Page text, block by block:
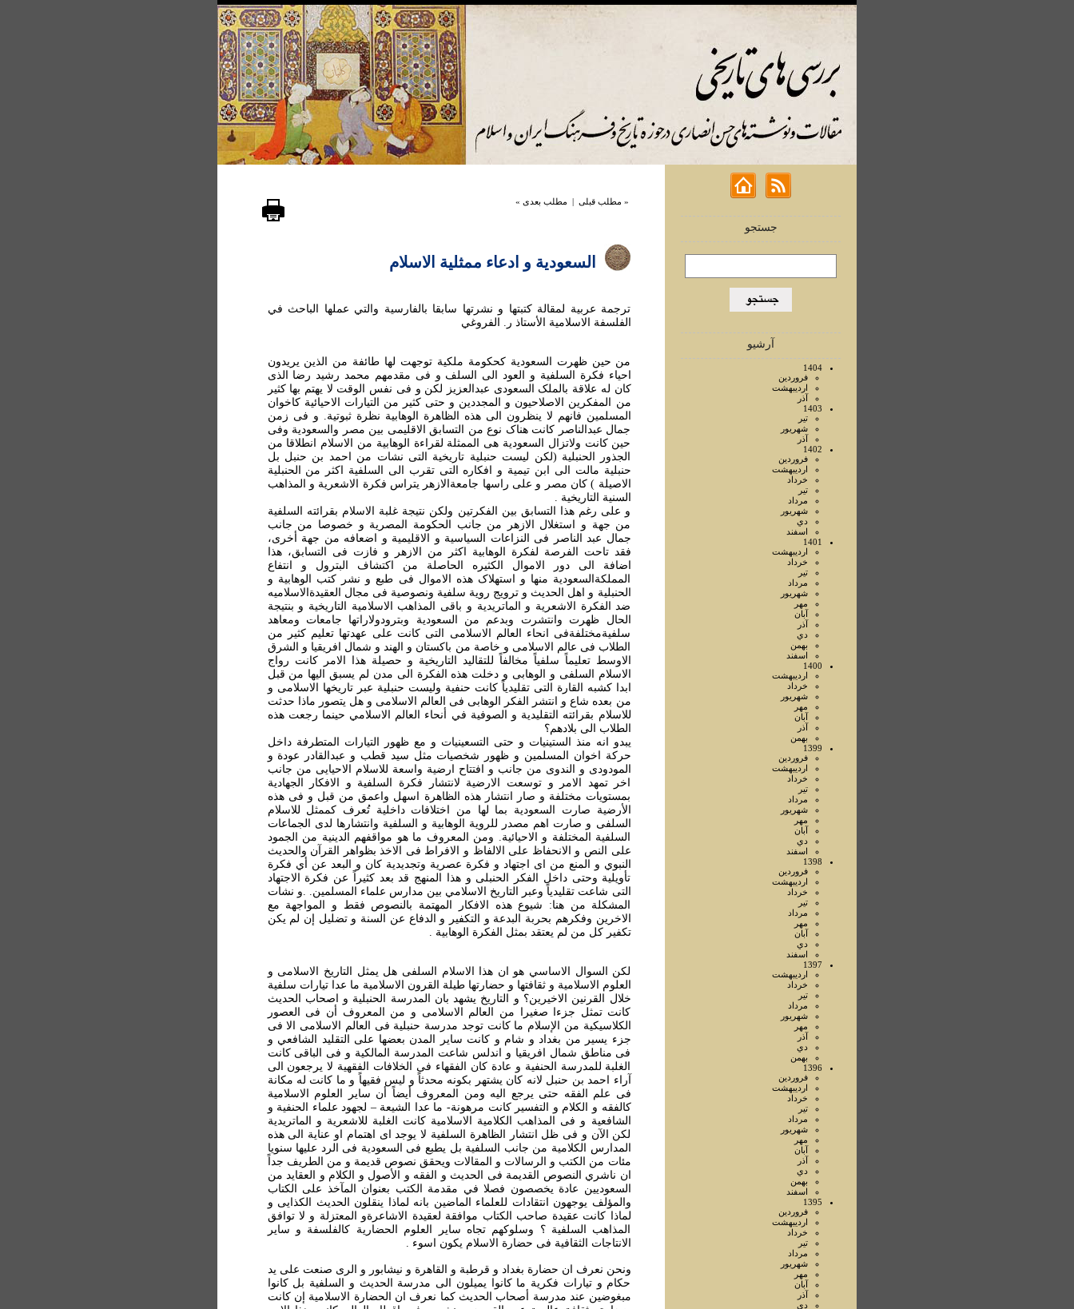
جستجو
آرشیو
1404
فروردين
ارديبهشت
آذر
1403
تير
شهريور
آذر
1402
فروردين
ارديبهشت
خرداد
تير
مرداد
شهريور
دي
اسفند
1401
ارديبهشت
خرداد
تير
مرداد
شهريور
مهر
آبان
آذر
دي
بهمن
اسفند
1400
ارديبهشت
خرداد
شهريور
مهر
آبان
آذر
بهمن
1399
فروردين
ارديبهشت
خرداد
تير
مرداد
شهريور
مهر
آبان
دي
اسفند
1398
فروردين
ارديبهشت
خرداد
تير
مرداد
مهر
آبان
دي
اسفند
1397
ارديبهشت
خرداد
تير
مرداد
شهريور
مهر
آذر
دي
بهمن
1396
فروردين
ارديبهشت
خرداد
تير
مرداد
شهريور
مهر
آبان
آذر
دي
بهمن
اسفند
1395
فروردين
ارديبهشت
خرداد
تير
مرداد
شهريور
مهر
آبان
آذر
دي
« مطلب قبلی | مطلب بعدی »
السعودیة و ادعاء ممثلیة الاسلام
ترجمة عربية لمقالة کتبتها و نشرتها سابقا بالفارسية والتي عملها الباحث في
الفلسفة الاسلامية الأستاذ ر. الفروغي
من حین ظهرت السعودیة کحکومة ملکیة توجهت لها طائفة من الذین یریدون
احیاء فکرة السلفیة و العود الی السلف و فی مقدمهم محمد رشید رضا الذی
کان له علاقة بالملک السعودی عبدالعزیز لکن و فی نفس الوقت لا یهتم بها کثیر
من المفکرین الاصلاحیون و المجددین و حتی کثیر من التیارات الاحيائية کاخوان
المسلمین فانهم لا ینظرون الی هذه الظاهرة الوهابیة نظرة ثبوتیة. و فی زمن
جمال عبدالناصر کانت هناک نوع من التسابق الاقلیمی بین مصر والسعودیة وفی
حین کانت ولاتزال السعودیة هی الممثلة لقراءة الوهابیة من الاسلام انطلاقا من
الجذور الحنبلیة (لکن لیست حنبلیة تاریخیة التی نشات من احمد بن حنبل بل
حنبلیة مالت الی ابن تیمیة و افکاره التی تقرب الی السلفیة اکثر من الحنبلیة
الاصیلة ) کان مصر و علی راسها جامعة‌الازهر یتراس فکرة الاشعریة و المذاهب
السنیة التاریخیة .
و علی رغم هذا التسابق بین الفکرتین ولکن نتیجة غلبة الاسلام بقرائته السلفیة
من جهة و استغلال الازهر من جانب الحکومة ‌المصریة و خصوصا من جانب
جمال عبد الناصر فی النزاعات السیاسیة و الاقلیمیة و اضعافه من جهة أخری،
فقد تاحت الفرصة‌ لفکرة الوهابیة اکثر من الازهر و فازت فی التسابق، هذا
اضافة ‌الی دور الاموال الکثیره الحاصلة من اکتشاف البترول و انتفاع
المملکة‌السعودیة منها و استهلاک هذه الاموال فی طبع و نشر کتب الوهابیة و
الحنبلیة و اهل الحدیث و ترویج رویة سلفية ونصوصية فی مجال العقیدة‌الاسلامیه
ضد الفکرة الاشعریة و الماتریدیة و باقی المذاهب الاسلامیة التاريخية و بنتیجة
الحال ظهرت وانتشرت وبدعم من السعودية وبترودولاراتها جامعات ومعاهد
سلفيةمختلفة‌فی انحاء العالم الاسلامی التی کانت علی عهدتها تعلیم کثیر من
الطلاب فی عالم الاسلامی و خاصة من باکستان و الهند و شمال افریقیا و الشرق
الاوسط تعليماً سلفياً مخالفاً للتقاليد التاريخية و حصیلة هذا الامر کانت رواج
الاسلام السلفی و الوهابی و دخلت هذه الفکرة الی مدن لم یسبق الیها من قبل
ابدا کشبه القارة التی تقليدياً کانت حنفية وليست حنبلية عبر تاريخها الاسلامی و
من بعده شاع و انتشر الفکر الوهابی فی العالم الاسلامی و هل یتصور ماذا حدثت
للاسلام بقرائته التقلیدیة و الصوفیة في أنحاء العالم الاسلامي حینما رجعت هذه
الطلاب الی بلادهم؟
یبدو انه منذ الستینیات و حتی التسعینیات و مع ظهور‌ التیارات المتطرفة داخل
حرکة اخوان المسلمین و ظهور شخصیات مثل سید قطب و عبدالقادر عودة و
المودودی و الندوی من جانب و افتتاح ارضیة واسعة للاسلام الاحیایی من جانب
اخر تمهد الامر و توسعت الارضیة لانتشار فکرة السلفیة و الافکار الجهادیة
بمستویات مختلفة و صار انتشار هذه الظاهرة اسهل واعمق من قبل و فی هذه
الأرضية صارت السعودیة بما لها من اختلافات داخلیة تُعرف کممثل للاسلام
السلفی و صارت اهم مصدر للرویة الوهابیة و السلفیة وانتشارها لدی الجماعات
السلفية المختلفة و الاحیائیة. ومن المعروف ما هو مواقفهم الدينية من الجمود
علی النص و الانحفاظ علی الالفاظ و الافراط فی الاخذ بظواهر القرآن والحدیث
النبوي و المنع من ای اجتهاد و فکرة عصرية وتجديدية کان و البعد عن أي فکرة
تأويلية وحتی داخل الفکر الحنبلی و هذا المنهج قد بعد کثيراً عن فکرة الاجتهاد
التی شاعت تقليدياً وعبر التاريخ الاسلامي بین مدارس علماء المسلمین. .و نشات
المشکلة من هنا: شیوع هذه الافکار المهتمة بالنصوص فقط و المواجهة مع
الاخرین وفکرهم بحربة البدعة و التکفیر و الدفاع عن السنة و تضليل إن لم يکن
تکفیر کل من لم یعتقد بمثل الفکرة الوهابیة .
لکن السوال الاساسي هو ان هذا الاسلام السلفی هل یمثل التاریخ الاسلامی و
العلوم الاسلامیة و ثقافتها و حضارتها طیلة القرون الاسلامية ما عدا تيارات سلفية
خلال القرنین الاخیرین؟ و التاریخ یشهد بان المدرسة الحنبلية و اصحاب الحدیث
کانت تمثل جزءا صغیرا من العالم الاسلامی و من المعروف أن فی العصور
الکلاسيکية من الإسلام ما کانت توجد مدرسة حنبلية فی العالم الاسلامی الا فی
جزء یسیر من بغداد و شام و کانت سایر المدن بعضها علی التقليد الشافعي و
فی مناطق شمال افریقیا و اندلس شاعت المدرسة المالکیة و فی الباقی کانت
الغلبة للمدرسة الحنفیة و عادة کان الفقهاء فی الخلافات الفقهیة لا یرجعون الی
آراء احمد بن حنبل لانه کان یشتهر بکونه محدثاً و لیس فقيهاً و ما کانت له مکانة
فی علم الفقه حتی یرجع الیه ومن المعروف أيضاً أن سایر العلوم الاسلامیة
کالفقه و الکلام و التفسیر کانت مرهونة- ما عدا الشیعة – لجهود علماء الحنفیة و
الشافعیة و فی المذاهب الکلامية الاسلامیة کانت الغلبة للاشعریة و الماتریدیة
لکن الآن و فی ظل انتشار الظاهرة السلفية لا یوجد ای اهتمام او عناية الی هذه
المدارس الکلامیة من جانب السلفیة بل یطبع فی السعودیة فی الرد علیها سنويا
مئات من الکتب و الرسالات و المقالات ویحقق نصوص قديمة و من الطریف جداً
ان ناشري النصوص القدیمة فی الحديث و الفقه و الأصول و الکلام و العقاید من
السعوديين عادة یخصصون فصلا في مقدمة الکتب بعنوان المآخذ علی الکتاب
والمؤلف يوجهون انتقادات للعلماء الماضین بانه لماذا ینقلون الحدیث الکذایی و
لماذا کانت عقیدة صاحب الکتاب موافقة لعقیدة الاشاعرة‌و المعتزلة و لا توافق
المذاهب السلفیة ؟ وسلوکهم تجاه سایر العلوم الحضارية کالفلسفة و سایر
الانتاجات الثقافیة فی حضارة الاسلام يکون اسوء .
ونحن نعرف ان حضارة بغداد و قرطبة و القاهرة و نیشابور و الری صنعت علی ید
حکام و تیارات فکریة ما کانوا يميلون الی مدرسة الحدیث و السلفیة بل کانوا
مبغوضين عند مدرسة أصحاب الحديث کما نعرف ان الحضارة الاسلامیة إن کانت